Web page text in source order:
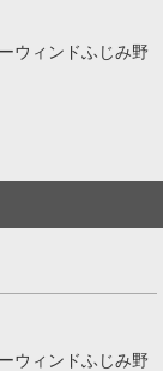
ウィンドふじみ野
ウィンドふじみ野